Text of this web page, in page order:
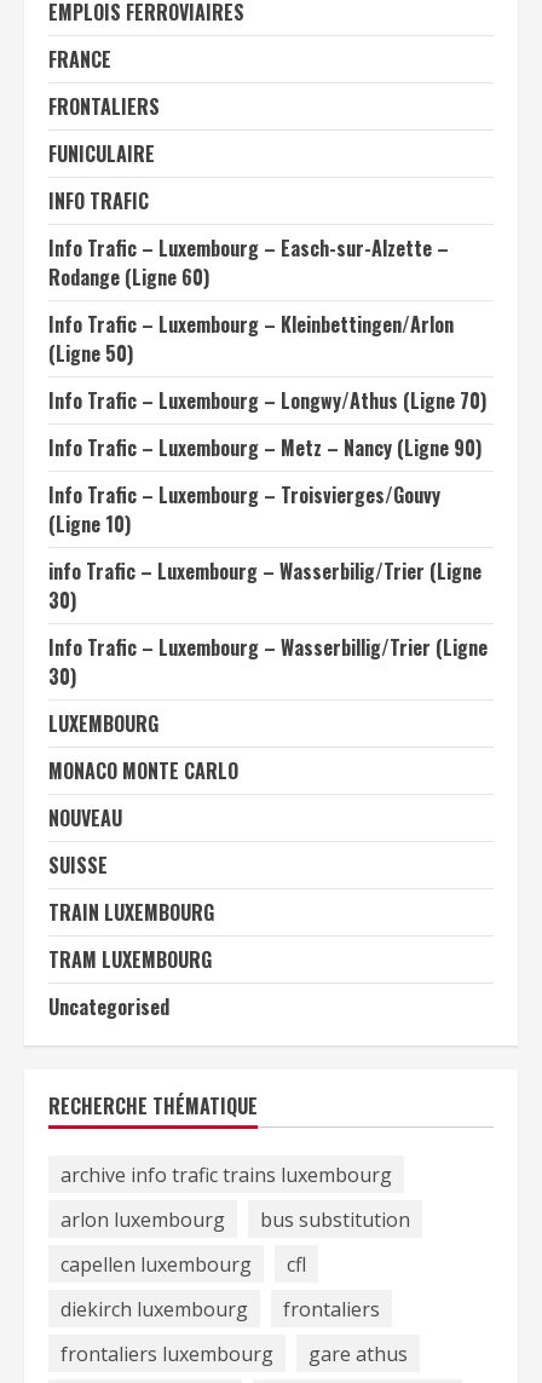
EMPLOIS FERROVIAIRES
FRANCE
FRONTALIERS
FUNICULAIRE
INFO TRAFIC
Info Trafic – Luxembourg – Easch-sur-Alzette –
Rodange (Ligne 60)
Info Trafic – Luxembourg – Kleinbettingen/Arlon
(Ligne 50)
Info Trafic – Luxembourg – Longwy/Athus (Ligne 70)
Info Trafic – Luxembourg – Metz – Nancy (Ligne 90)
Info Trafic – Luxembourg – Troisvierges/Gouvy
(Ligne 10)
info Trafic – Luxembourg – Wasserbilig/Trier (Ligne
30)
Info Trafic – Luxembourg – Wasserbillig/Trier (Ligne
30)
LUXEMBOURG
MONACO MONTE CARLO
NOUVEAU
SUISSE
TRAIN LUXEMBOURG
TRAM LUXEMBOURG
Uncategorised
RECHERCHE THÉMATIQUE
archive info trafic trains luxembourg
arlon luxembourg
bus substitution
capellen luxembourg
cfl
diekirch luxembourg
frontaliers
frontaliers luxembourg
gare athus